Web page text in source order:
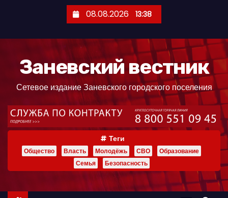
ж
08.08.2026 13:38
Заневский вестник
Сетевое издание Заневского городского поселения
Теги
Общество Власть Молодёжь СВО
Образование
Семья
Безопасность